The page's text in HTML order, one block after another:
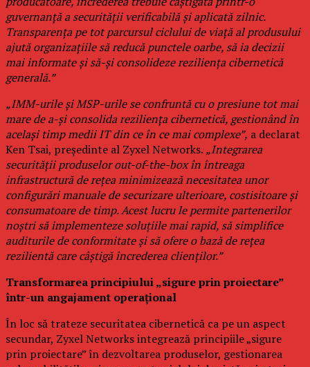
guvernanță a securității verificabilă și aplicată zilnic.
Transparența pe tot parcursul ciclului de viață al produsului
ajută organizațiile să reducă punctele oarbe, să ia decizii
mai informate și să-și consolideze reziliența cibernetică
generală.”
„IMM-urile și MSP-urile se confruntă cu o presiune tot mai
mare de a-și consolida reziliența cibernetică, gestionând în
același timp medii IT din ce în ce mai complexe”, a declarat
Ken Tsai, președinte al Zyxel Networks. „Integrarea
securității produselor out-of-the-box în întreaga
infrastructură de rețea minimizează necesitatea unor
configurări manuale de securizare ulterioare, costisitoare și
consumatoare de timp. Acest lucru le permite partenerilor
noștri să implementeze soluțiile mai rapid, să simplifice
auditurile de conformitate și să ofere o bază de rețea
rezilientă care câștigă încrederea clienților.”
Transformarea principiului „sigure prin proiectare”
într-un angajament operațional
În loc să trateze securitatea cibernetică ca pe un aspect
secundar, Zyxel Networks integrează principiile „sigure
prin proiectare” în dezvoltarea produselor, gestionarea